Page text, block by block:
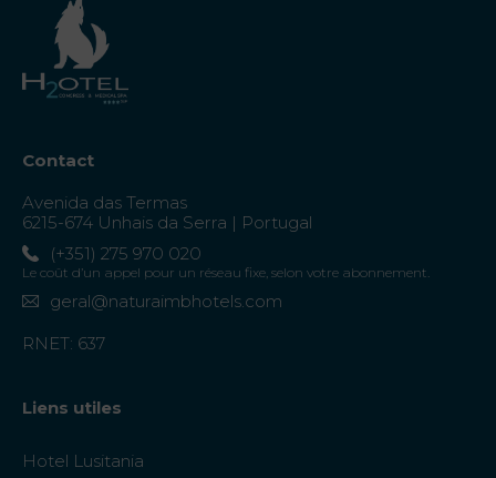
Contact
Avenida das Termas
6215-674 Unhais da Serra | Portugal
(+351) 275 970 020
Le coût d’un appel pour un réseau fixe, selon votre abonnement.
geral@naturaimbhotels.com
RNET: 637
Liens utiles
Hotel Lusitania